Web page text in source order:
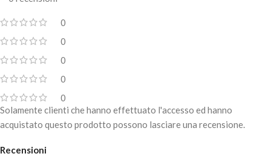
0
0
0
0
0
Recensioni
Solamente clienti che hanno effettuato l'accesso ed hanno
acquistato questo prodotto possono lasciare una recensione.